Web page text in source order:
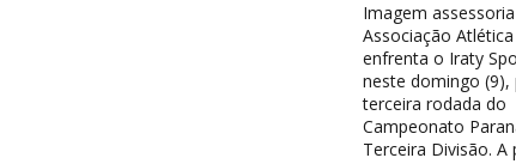
Imagem
Associação
enfrenta o Iraty
neste domingo (9),
terceira rodada do
Campeonato
Terceira Divisão. A